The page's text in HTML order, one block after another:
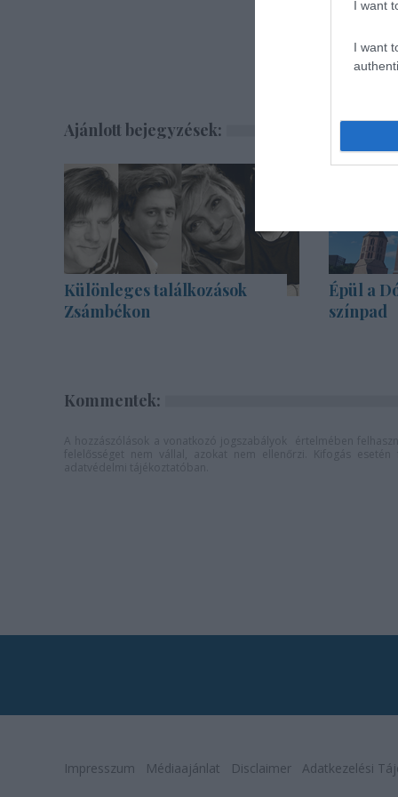
I want
I want
Ajánlott bejegyzések:
Különleges találkozások
Zsámbékon
Épül a
színpad
Kommentek:
Impresszum Médiaajánlat Disclaimer Adatkezelési